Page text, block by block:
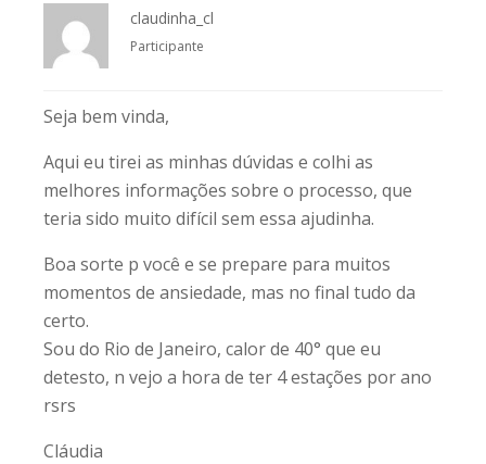
claudinha_cl
Participante
Seja bem vinda,
Aqui eu tirei as minhas dúvidas e colhi as
melhores informações sobre o processo, que
teria sido muito difícil sem essa ajudinha.
Boa sorte p você e se prepare para muitos
momentos de ansiedade, mas no final tudo da
certo.
Sou do Rio de Janeiro, calor de 40° que eu
detesto, n vejo a hora de ter 4 estações por ano
rsrs
Cláudia